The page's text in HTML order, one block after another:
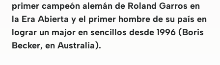
primer campeón alemán de Roland Garros en
la Era Abierta y el primer hombre de su país en
lograr un major en sencillos desde 1996 (Boris
Becker, en Australia).